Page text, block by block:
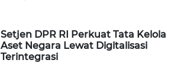
Setjen DPR RI Perkuat Tata Kelola
Aset Negara Lewat Digitalisasi
Terintegrasi